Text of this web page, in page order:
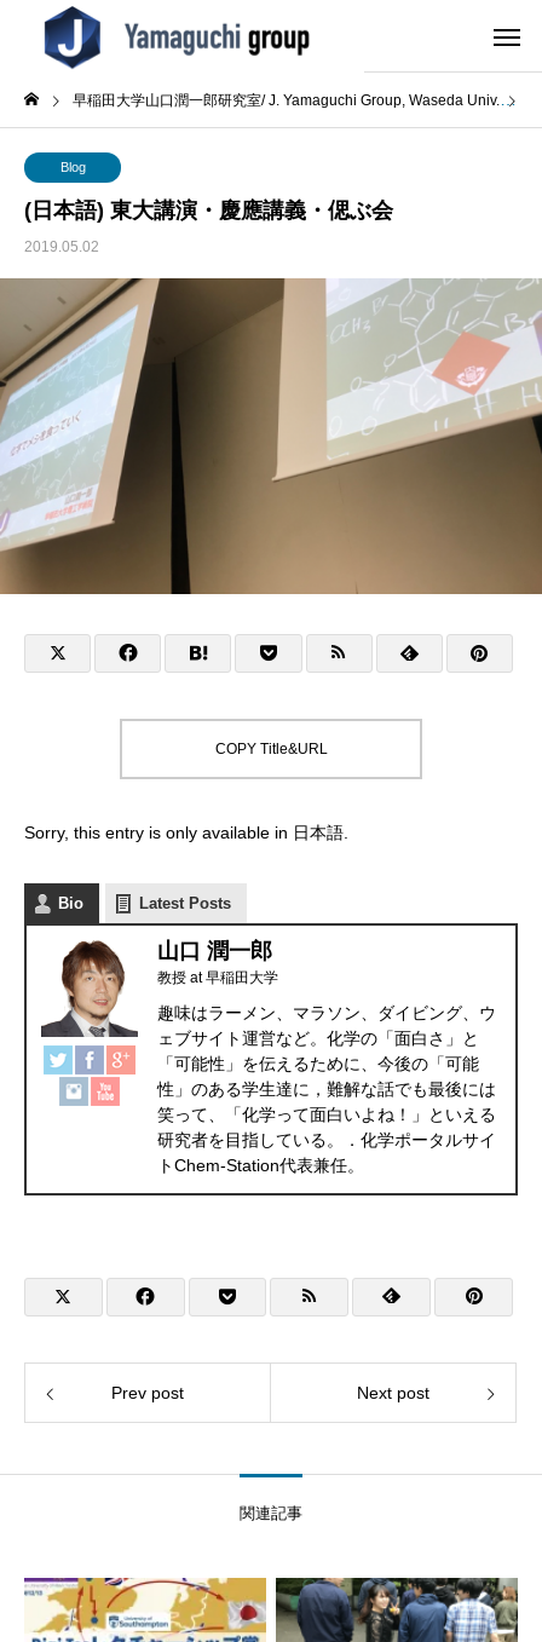
早稲田大学山口潤一郎研究室/ J. Yamaguchi Group, Waseda Univ.
Blog
(日本語) 東大講演・慶應講義・偲ぶ会
2019.05.02
COPY Title&URL
Sorry, this entry is only available in 日本語
Bio Latest Posts
山口 潤一郎
教授 at早稲田大学
趣味はラーメン、マラソン、ダイビング、ウ
ェブサイト運営など。化学の「面白さ」と
「可能性」を伝えるために、今後の「可能
性」のある学生達に，難解な話でも最後には
笑って、「化学って面白いよね！」といえる
研究者を目指している。．化学ポータルサイ
トChem-Station代表兼任。
Prev post Next post
関連記事